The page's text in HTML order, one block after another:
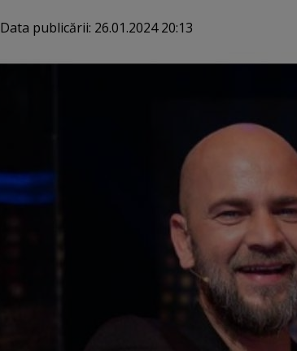
Data publicării: 26.01.2024 20:13